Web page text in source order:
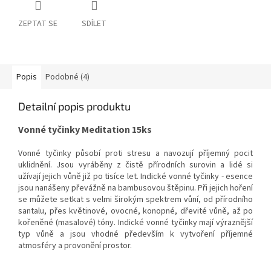
ZEPTAT SE SDÍLET
Popis Podobné (4)
Detailní popis produktu
Vonné tyčinky Meditation 15ks
Vonné tyčinky působí proti stresu a navozují příjemný pocit
uklidnění. Jsou vyráběny z čistě přírodních surovin a lidé si
užívají jejich vůně již po tisíce let. Indické vonné tyčinky - esence
jsou nanášeny převážně na bambusovou štěpinu. Při jejich hoření
se můžete setkat s velmi širokým spektrem vůní, od přírodního
santalu, přes květinové, ovocné, konopné, dřevité vůně, až po
kořeněné (masalové) tóny. Indické vonné tyčinky mají výraznější
typ vůně a jsou vhodné především k vytvoření příjemné
atmosféry a provonění prostor.